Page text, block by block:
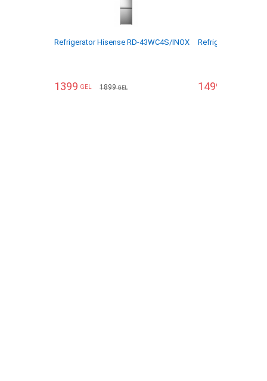
Refrigerator Hisense RD-43WC4S/INOX
1399 GEL 1899GEL
Refrigerator
1499